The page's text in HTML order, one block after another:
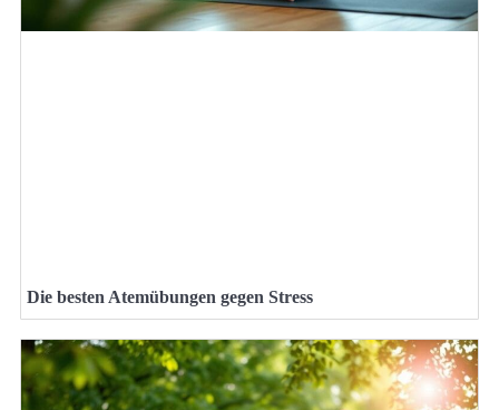
Die besten Atemübungen gegen Stress